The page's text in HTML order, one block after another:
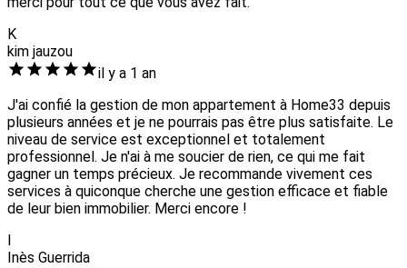
K
kim jauzou
il y a 1 an
J'ai confié la gestion de mon appartement à Home33 depuis
plusieurs années et je ne pourrais pas être plus satisfaite. Le
niveau de service est exceptionnel et totalement
professionnel. Je n'ai à me soucier de rien, ce qui me fait
gagner un temps précieux. Je recommande vivement ces
services à quiconque cherche une gestion efficace et fiable
de leur bien immobilier. Merci encore !
I
Inès Guerrida